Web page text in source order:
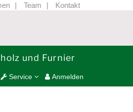
Team Kontakt
und Furnier
Anmelden
Service